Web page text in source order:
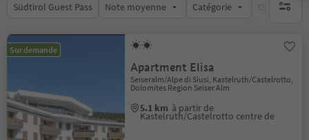
Südtirol Guest Pass Note moyenne Catégorie Options de
1 filtre
Sur demande
Apartment Elisa
Seiseralm/Alpe di Siusi, Kastelruth/Castelrotto,
Dolomites Region Seiser Alm
5.1 km à partir de
Kastelruth/Castelrotto centre de